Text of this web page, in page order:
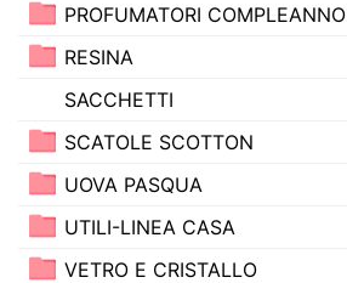
PROFUMATORI COMPLEANNO
RESINA
SACCHETTI
SCATOLE SCOTTON
UOVA PASQUA
UTILI-LINEA CASA
VETRO E CRISTALLO